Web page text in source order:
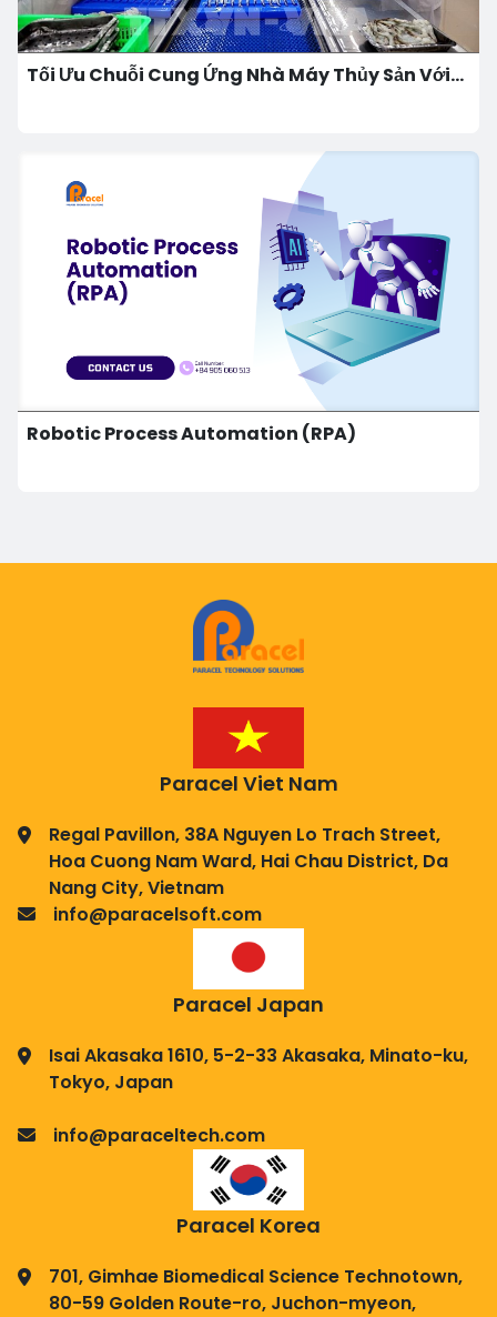
Tối Ưu Chuỗi Cung Ứng Nhà Máy Thủy Sản Với
Robotic Process Automation (RPA)
Paracel Viet Nam
Regal Pavillon, 38A Nguyen Lo Trach Street,
Hoa Cuong Nam Ward, Hai Chau District, Da
Nang City, Vietnam
info@paracelsoft.com
Paracel Japan
Isai Akasaka 1610, 5-2-33 Akasaka, Minato-ku,
Tokyo, Japan
info@paraceltech.com
Paracel Korea
701, Gimhae Biomedical Science Technotown,
80-59 Golden Route-ro, Juchon-myeon,